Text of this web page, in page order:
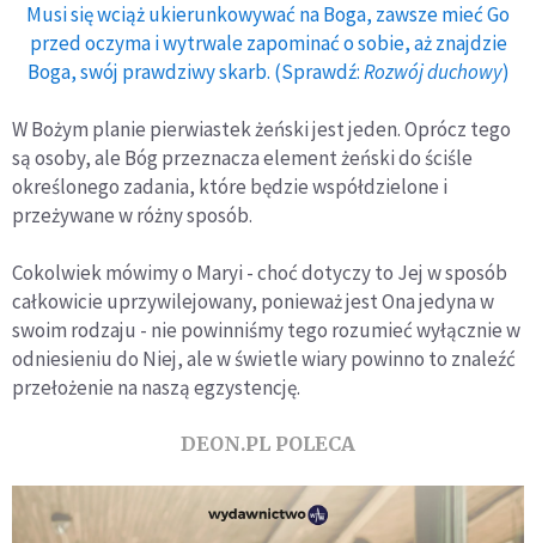
Musi się wciąż ukierunkowywać na Boga, zawsze mieć Go
przed oczyma i wytrwale zapominać o sobie, aż znajdzie
Boga, swój prawdziwy skarb. (Sprawdź:Rozwój duchowy)
W Bożym planie pierwiastek żeński jest jeden. Oprócz tego
są osoby, ale Bóg przeznacza element żeński do ściśle
określonego zadania, które będzie współdzielone i
przeżywane w różny sposób.
Cokolwiek mówimy o Maryi - choć dotyczy to Jej w sposób
całkowicie uprzywilejowany, ponieważ jest Ona jedyna w
swoim rodzaju - nie powinniśmy tego rozumieć wyłącznie w
odniesieniu do Niej, ale w świetle wiary powinno to znaleźć
przełożenie na naszą egzystencję.
DEON.PL POLECA